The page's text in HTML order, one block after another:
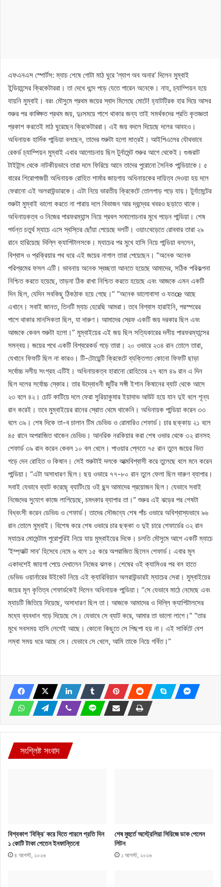
এফএনএস স্পোর্টস: ম্যাচ শেষে গোটা মাঠ ঘুরে ‘ল্যাপ অব অনার’ দিলেন মুম্বাই
ইন্ডিয়ান্সের ক্রিকেটাররা। তা দেখে ধন্দে পড়ে যেতে পারেন অনেকে। নাহ, চ্যাম্পিয়ন হয়ে
যায়নি মুম্বাই। বরং মৌসুমে প্রথম জয়ের স্বাদ মিলেছে মোটে! হ্যাটট্রিক হার দিয়ে আসর
শুরুর পর কাঙ্ক্ষিত প্রথম জয়, দুঃসময়ে পাশে থাকার জন্য তাই সমর্থকদের প্রতি কৃতজ্ঞতা
প্রকাশ করতেই মাঠ ঘুরেছেন ক্রিকেটাররা। এই জয় বদলে দিয়েছে দলের আবহও।
অধিনায়ক হার্দিক পান্ডিয়া বলছেন, তাদের শুরুটা হলো মাত্রই। আইপিএলের যৌথভাবে
রেকর্ড চ্যাম্পিয়ন মুম্বাই এবার আলোচনায় ছিল টুর্নামেন্ট শুরুর আগে থেকেই। গুজরাট
টাইটান্স থেকে নাটকীয়ভাবে তারা দলে ফিরিয়ে আনে তাদের পুরোনো সৈনিক পান্ডিয়াকে। ৫
বারের শিরোপাজয়ী অধিনায়ক রোহিত শার্মার জায়গায় অধিনায়কের দায়িত্ব দেওয়া হয় দলে
ফেরানো এই অলরাউন্ডারকে। এটা নিয়ে ভারতীয় ক্রিকেটে তোলপাড় পড়ে যায়। টুর্নামেন্টের
শুরুটা মুম্বাই ভালো করতে না পারায় দলে বিভাজন আর দ্বন্দ্বের খবরও ছড়াতে থাকে।
অধিনায়কত্ব ও নিজের পারফরম্যান্স নিয়ে প্রবল সমালোচনার মুখে পড়েন পান্ডিয়া। শেষ
পর্যন্ত চতুর্থ ম্যাচে এসে স্বস্তির ছোঁয়া পেয়েছে দলটি। ওয়াংখেড়েতে রোববার তারা ২৯
রানে হারিয়েছে দিল্লি ক্যাপিটালসকে। ম্যাচের পর মুখে হাসি নিয়ে পান্ডিয়া বললেন,
বিশ্বাস ও প্রক্রিয়ার পথ ধরে এই জয়ের নাগাল তারা পেয়েছেন। “অনেক অনেক
পরিশ্রমের ফসল এটি। ভাবনায় অনেক স্বচ্ছতা আনতে হয়েছে আমাদের, সঠিক পরিকল্পনা
নিশ্চিত করতে হয়েছে, তাড়না ঠিক রাখা নিশ্চিত করতে হয়েছে এবং আজকে এমন একটি
দিন ছিল, যেদিন সবকিছু ঠিকঠাক হয়ে গেছে।” “অনেক ভালোবাসা ও যতœ আছে
এখানে। সবাই জানত, তিনটি ম্যাচ হেরেছি আমরা। তবে বিশ্বাস হারাইনি, পরস্পরের
পাশে থাকার মানসিকতা ছিল, যা দারুণ। আমাদের স্রেফ একটি জয় দরকার ছিল এবং
আজকে কেবল শুরুটা হলো।” মুম্বাইয়ের এই জয় ছিল সত্যিকারের দলীয় পারফরম্যান্সের
সমন্বয়। জয়ের পথে একটি বিশ্বরেকর্ড গড়ে তারা। ২০ ওভারে ২৩৪ রান তোলে তারা,
যেখানে ফিফটি ছিল না কারও। টি-টোয়েন্টি ক্রিকেটে ব্যক্তিগত কোনো ফিফটি ছাড়া
সর্বোচ্চ দলীয় সংগ্রহ এটিই। অধিনায়কত্ব হারানো রোহিতের ২৭ বলে ৪৯ রান এ দিন
ছিল দলের সর্বোচ্চ স্কোর। তার উদ্বোধনী জুটির সঙ্গী ইশান কিষানের ব্যাট থেকে আসে
২৩ বলে ৪২। চোট কাটিয়ে দলে ফেরা সুরিয়াকুমার ইয়াদাভ আউট হয়ে যান দুই বলে শূন্য
রান করেই। তবে মুম্বাইয়ের রানের স্রোত থেমে থাকেনি। অধিনায়ক পান্ডিয়া করেন ৩৩
বলে ৩৯। শেষ দিকে তা-ব চালান টিম ডেভিড ও রোমারিও শেফার্ড। চার ছক্কায় ২১ বলে
৪৫ রানে অপরাজিত থাকেন ডেভিড। আনরিক নরকিয়ার করা শেষ ওভার থেকে ৩২ রানসহ
শেফার্ড ৩৯ রান করেন কেবল ১০ বল খেলে। পাওয়ার প্লেতে ৭৫ রান তুলে জয়ের ভিত
গড়ে দেন রোহিত ও কিষান। সেই শুরুটাই দলকে আত্মবিশ্বাসী করে তুলেছে বলে মনে করেন
পান্ডিয়া। “এটা অসাধারণ ছিল। ছয় ওভারে ৭৭-৮০ রান তুলে ফেলা ছিল দারুণ ব্যাপার।
সবাই যেভাবে ব্যাট করেছেৃ ব্যাটিংয়ে ওই ছন্দ আমাদের প্রয়োজন ছিল। যেভাবে সবাই
নিজেদের সুযোগ কাজে লাগিয়েছে, চমৎকার ব্যাপার তা।” শুরুর এই ঝড়ের পর শেষটা
বিধ্বংসী করেন ডেভিড ও শেফার্ড। তাদের সৌজন্যে শেষ পাঁচ ওভারে অবিশ্বাস্যভাবে ৯৬
রান তোলে মুম্বাই। বিশেষ করে শেষ ওভারে চার ছক্কা ও দুই চারে শেফার্ডের ৩২ রান
ম্যাচের মোমেন্টাম পুরোপুরিই নিয়ে যায় মুম্বাইয়ের দিকে। চলতি মৌসুমে আগে একটি ম্যাচে
‘ইম্প্যাক্ট সাব’ হিসেবে নেমে ৬ বলে ১৫ করে অপরাজিত ছিলেন শেফার্ড। এবার মূল
একাদশেই জায়গা পেয়ে দেখালেন নিজের ঝলক। শেষের ওই ক্যামিওর পর বল হাতে
ডেভিড ওয়ার্নারের উইকেট নিয়ে এই ক্যারিবিয়ান অলরাউন্ডারই ম্যাচের সেরা। মুম্বাইয়ের
জয়ের মূল কৃতিত্ব শেফার্ডকেই দিলেন অধিনায়ক পান্ডিয়া। “সে যেভাবে মাঠে নেমেছে এবং
ম্যাচটি জিতিয়ে দিয়েছে, অসাধারণ ছিল তা। আজকে আমাদের ও দিল্লি ক্যাপিটালসের
মধ্যে ব্যবধান গড়ে দিয়েছে সে। যেভাবে সে ব্যাট করে, আমার তা ভালো লাগে।” “তার
মুখে সবসময় হাসি লেগেই আছে। কোনো কিছুতে সে পিছপা হয় না। এই সার্কিটে বেশ
লম্বা সময় ধরে আছে সে। যেভাবে সে খেলে, আমি তাকে নিয়ে গর্বিত।”
সংশ্লিষ্ট সংবাদ
বিশ্বকাপ ‘বিক্রি’ করে দিতে পারলে প্রতি দিন
১ কোটি টাকা পেতেন ইনফান্তিনো
৪ আগস্ট, ২০২৬
শেষ মুহুর্তে অস্ট্রেলিয়া সিরিজে ডাক পেলেন
লিটন
১ আগস্ট, ২০২৬